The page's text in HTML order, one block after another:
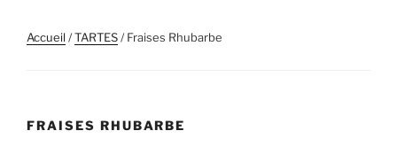
Accueil/TARTES/ Fraises Rhubarbe
FRAISES RHUBARBE